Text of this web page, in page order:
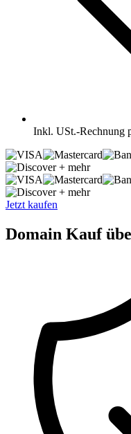
Inkl. USt.-Rechnung
+ mehr
+ mehr
Jetzt kaufen
Domain Kauf